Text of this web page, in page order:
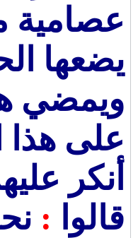
عصامية
يضعها
ويمضي
على هذا
أنكر
قالوا :